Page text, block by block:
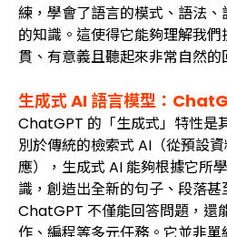
練，學會了語言的模式、語法
的知識。這使得它能夠理解我
貫、有意義且聽起來非常自然的
生成式 AI 語言模型：
ChatGPT 的「生成式」特性是
別於傳統的檢索式 AI（從預設
應），生成式 AI 能夠根據它所
識，創造出全新的句子、段落
ChatGPT 不僅能回答問題，還